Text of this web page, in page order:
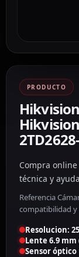
PRODUCTO
Compra
técnica y
Referencia
compatibilidad y
Resolucion:
Lente 6.9
Sensor óptico